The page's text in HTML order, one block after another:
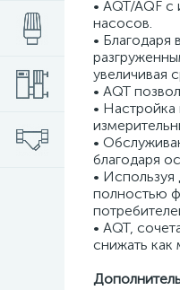
• AQT/AQF
насосов.
• Благодаря
увеличивая
• AQT
• Настройка
•
благодаря
•
полностью
• AQT,
снижать как